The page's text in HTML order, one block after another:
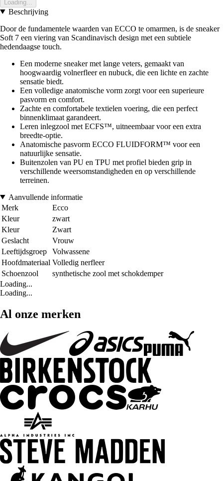
Loading...
Beschrijving
Door de fundamentele waarden van ECCO te omarmen, is de sneaker
Soft 7 een viering van Scandinavisch design met een subtiele
hedendaagse touch.
Een moderne sneaker met lange veters, gemaakt van
hoogwaardig volnerfleer en nubuck, die een lichte en zachte
sensatie biedt.
Een volledige anatomische vorm zorgt voor een superieure
pasvorm en comfort.
Zachte en comfortabele textielen voering, die een perfect
binnenklimaat garandeert.
Leren inlegzool met ECFS™, uitneembaar voor een extra
breedte-optie.
Anatomische pasvorm ECCO FLUIDFORM™ voor een
natuurlijke sensatie.
Buitenzolen van PU en TPU met profiel bieden grip in
verschillende weersomstandigheden en op verschillende
terreinen.
Aanvullende informatie
Merk
Ecco
Kleur
zwart
Kleur
Zwart
Geslacht
Vrouw
Leeftijdsgroep
Volwassene
Hoofdmateriaal Volledig nerfleer
Schoenzool
synthetische zool met schokdemper
Loading...
Loading...
Al onze merken